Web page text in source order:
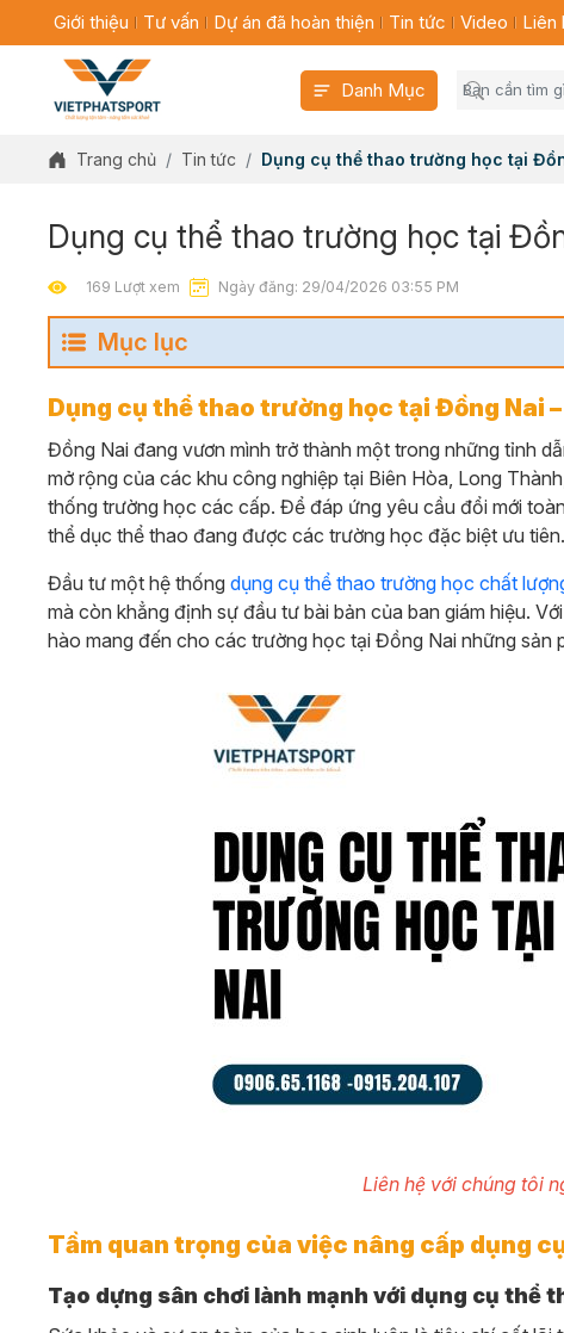
Giới thiệu Tư vấn Dự án đã hoàn thiện Tin tức Video Liên
Danh Mục
Trang chủ Tin tức Dụng cụ thể thao trường học tại
Dụng cụ thể thao trường học tại
169 Lượt xem Ngày đăng: 29/04/2026 03:55 PM
Mục lục
Dụng cụ thể thao trường học tại Đồng Nai
Đồng Nai đang vươn mình trở thành một trong những tỉnh
mở rộng của các khu công nghiệp tại Biên Hòa, Long
thống trường học các cấp. Để đáp ứng yêu cầu đổi mới
thể dục thể thao đang được các trường học đặc biệt ưu tiên.
Đầu tư một hệ thống dụng cụ thể thao trường học chất
mà còn khẳng định sự đầu tư bài bản của ban giám hiệu.
hào mang đến cho các trường học tại Đồng Nai những sản
Liên hệ với chúng tôi
Tầm quan trọng của việc nâng cấp dụng
Tạo dựng sân chơi lành mạnh với dụng cụ thể